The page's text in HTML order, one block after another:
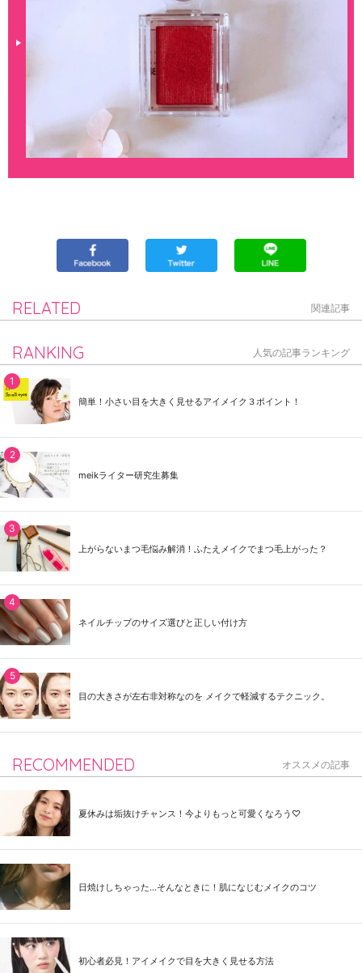
RELATED 関連記事
RANKING 人気の記事ランキング
簡単！小さい目を大きく見せるアイメイク３ポイント！
meikライター研究生募集
上がらないまつ毛悩み解消！ふたえメイクでまつ毛上がった？
ネイルチップのサイズ選びと正しい付け方
目の大きさが左右非対称なのを メイクで軽減するテクニック。
RECOMMENDED オススメの記事
夏休みは垢抜けチャンス！今よりもっと可愛くなろう♡
日焼けしちゃった...そんなときに！肌になじむメイクのコツ
初心者必見！アイメイクで目を大きく見せる方法